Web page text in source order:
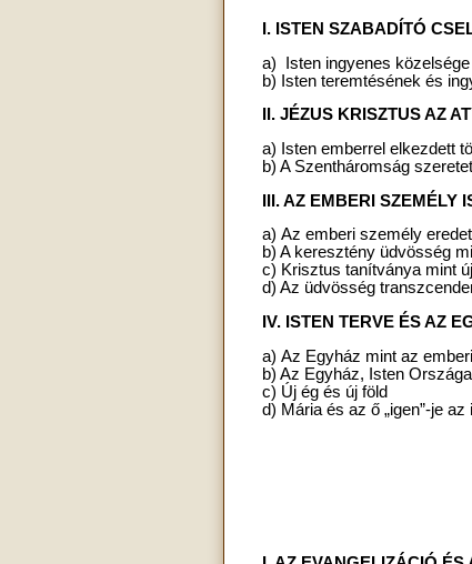
I. ISTEN SZABADÍTÓ
a) Isten ingyenes közelsége
b) Isten teremtésének és
II. JÉZUS KRISZTUS AZ
a) Isten emberrel elkezdett
b) A Szentháromság
III. AZ EMBERI SZEMÉLY
a) Az emberi személy
b) A keresztény üdvösség
c) Krisztus tanítványa mint
d) Az üdvösség
IV. ISTEN TERVE ÉS AZ
a) Az Egyház mint az
b) Az Egyház, Isten
c) Új ég és új föld
d) Mária és az ő „igen”-je